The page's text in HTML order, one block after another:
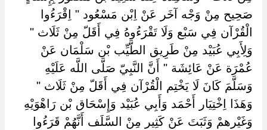
صَحِيح مِنْ وَجْه آخَر عَنْ اِبْن مَسْعُود " اِقْرَءُوا
الْقُرْآن فِي سَبْع وَلَا تَقْرَءُوهُ فِي أَقَلّ مِنْ ثَلَاث "
وَلِأَبِي عُبَيْد مِنْ طَرِيق الطَّيِّب بْن سَلْمَان عَنْ
عُمْرَة عَنْ عَائِشَة " أَنَّ النَّبِيّ صَلَّى اللَّه عَلَيْهِ
وَسَلَّمَ كَانَ لَا يَخْتِم الْقُرْآن فِي أَقَلّ مِنْ ثَلَاث "
وَهَذَا اِخْتِيَار أَحْمَد وَأَبِي عُبَيْد وَإِسْحَاق بْن رَاهْوَيْهِ
وَغَيْرهمْ وَثَبَتَ عَنْ كَثِير مِنْ السَّلَف أَنَّهُمْ قَرَءُوا